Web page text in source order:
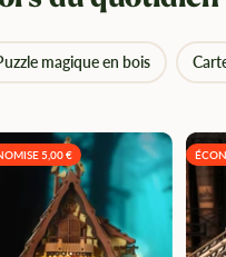
magique en bois
5,00 €